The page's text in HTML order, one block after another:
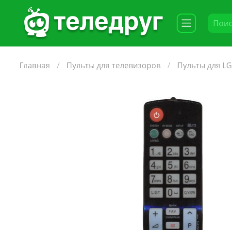
Главная Пульты для телевизоров Пульты для LG